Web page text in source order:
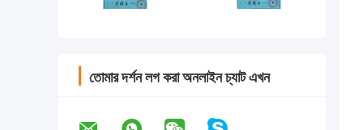
তোমার দর্শন লগ করা অনলাইন চ্যাট এখন